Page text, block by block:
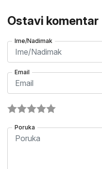
Ostavi komentar
Ime/Nadimak
Email
Poruka